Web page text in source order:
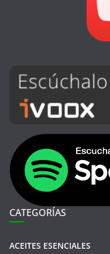
CATEGORÍAS
ACEITES ESENCIALES